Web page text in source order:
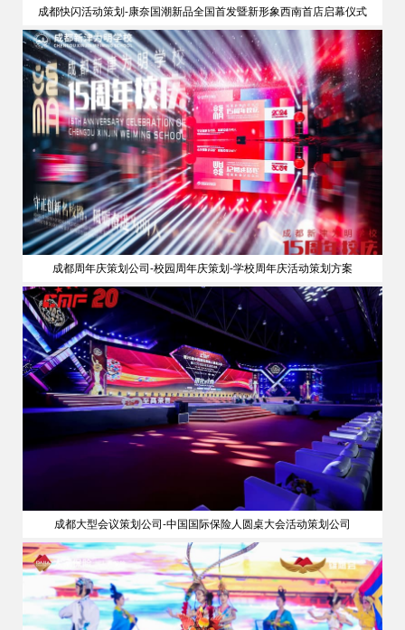
成都快闪活动策划-康奈国潮新品全国首发暨新形象西南首店启幕仪式
成都周年庆策划公司-校园周年庆策划-学校周年庆活动策划方案
成都大型会议策划公司-中国国际保险人圆桌大会活动策划公司